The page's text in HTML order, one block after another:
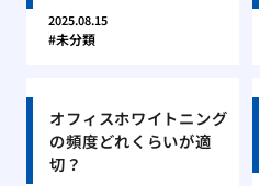
2025.08.15
未分類
オフィスホワイトニング
の頻度どれくらいが適
切？